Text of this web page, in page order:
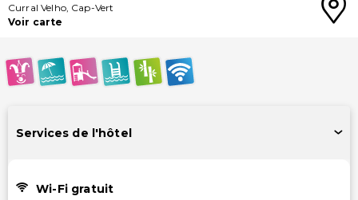
Curral Velho, Cap-Vert
Voir carte
Services de l'hôtel
Wi-Fi gratuit